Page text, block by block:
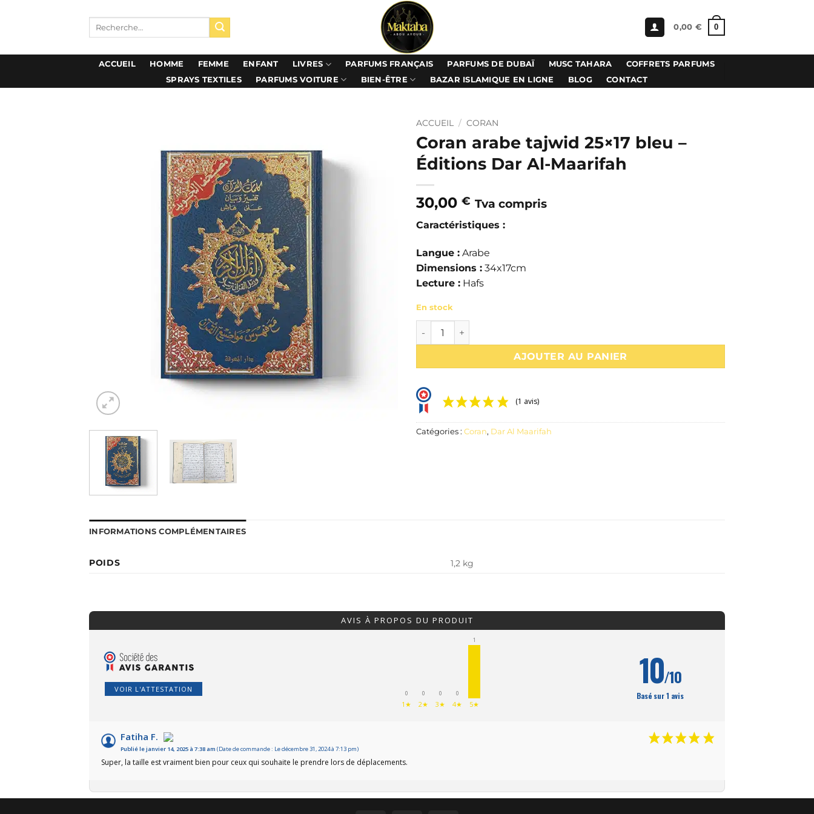
Recherche
0,00 € 0
ACCUEIL HOMME FEMME ENFANT LIVRES PARFUMS FRANÇAIS PARFUMS DE DUBAÏ MUSC TAHARA
COFFRETS PARFUMS
SPRAYS TEXTILES
PARFUMS VOITURE BIEN-ÊTRE BAZAR ISLAMIQUE EN LIGNE BLOG CONTACT
ACCUEIL / CORAN
Coran arabe tajwid 25×17 bleu –
Éditions Dar Al-Maarifah
30,00 € Tva compris
Caractéristiques :
Langue : Arabe
Dimensions : 34x17cm
Lecture : Hafs
En stock
quantité de Coran arabe tajwid 25x17 bleu - Éditions Dar Al-Maarifah
AJOUTER AU PANIER
(1 avis)
Catégories : Coran, Dar Al Maarifah
INFORMATIONS COMPLÉMENTAIRES
POIDS 1,2 kg
AVIS À PROPOS DU PRODUIT
VOIR L'ATTESTATION 0
1★
0
2★
0
3★
0
4★
1
5★
10/10
Basé sur 1 avis
Fatiha F.
Publié le janvier 14, 2025 à 7:38 am (Date de commande : Le décembre 31, 2024 à 7:13 pm)
Super, la taille est vraiment bien pour ceux qui souhaite le prendre lors de déplacements.